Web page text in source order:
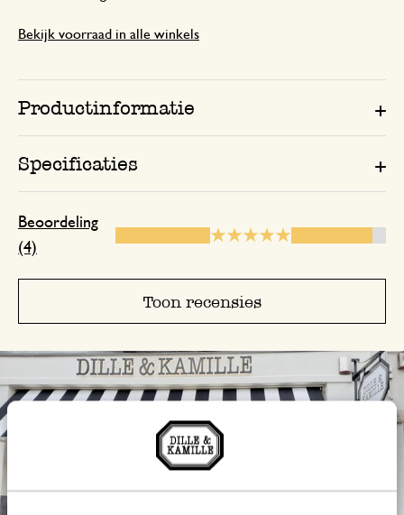
Bekijk voorraad in alle winkels
Productinformatie
Specificaties
Beoordeling
(4)
Toon recensies
24 februari 2025